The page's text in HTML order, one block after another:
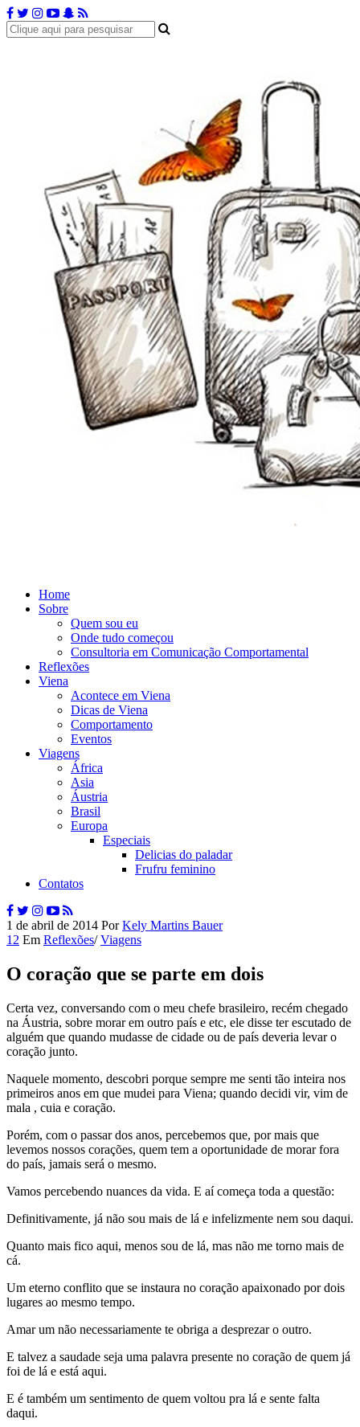
Home
Sobre
Quem sou eu
Onde tudo começou
Consultoria em Comunicação Comportamental
Reflexões
Viena
Acontece em Viena
Dicas de Viena
Comportamento
Eventos
Viagens
África
Asia
Áustria
Brasil
Europa
Especiais
Delicias do paladar
Frufru feminino
Contatos
1 de abril de 2014 Por Kely Martins Bauer
12 Em Reflexões/ Viagens
O coração que se parte em dois
Certa vez, conversando com o meu chefe brasileiro, recém chegado
na Áustria, sobre morar em outro país e etc, ele disse ter escutado de
alguém que quando mudasse de cidade ou de país deveria levar o
coração junto.
Naquele momento, descobri porque sempre me senti tão inteira nos
primeiros anos em que mudei para Viena; quando decidi vir, vim de
mala , cuia e coração.
Porém, com o passar dos anos, percebemos que, por mais que
levemos nossos corações, quem tem a oportunidade de morar fora
do país, jamais será o mesmo.
Vamos percebendo nuances da vida. E aí começa toda a questão:
Definitivamente, já não sou mais de lá e infelizmente nem sou daqui.
Quanto mais fico aqui, menos sou de lá, mas não me torno mais de
cá.
Um eterno conflito que se instaura no coração apaixonado por dois
lugares ao mesmo tempo.
Amar um não necessariamente te obriga a desprezar o outro.
E talvez a saudade seja uma palavra presente no coração de quem já
foi de lá e está aqui.
E é também um sentimento de quem voltou pra lá e sente falta
daqui.